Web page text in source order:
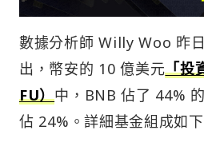
數據分析師 Willy Woo 昨
出，幣安的 10 億美元「投
FU）中，BNB 佔了 44%
佔 24%。詳細基金組成如下